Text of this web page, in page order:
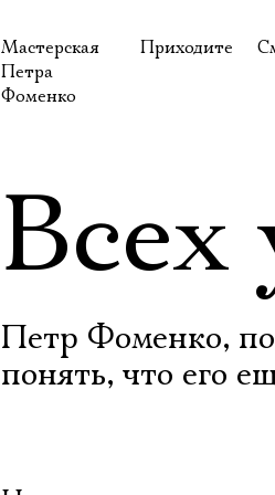
Мастерская
Петра
Фоменко
Приходите
Правила
Как добраться
Всех
Петр Фоменко,
понять, что его